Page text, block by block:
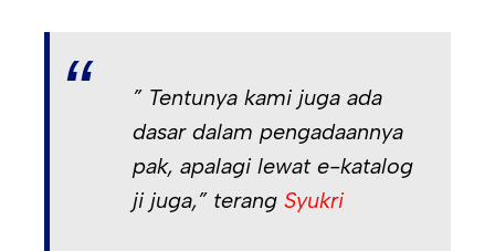
” Tentunya kami juga ada
dasar dalam pengadaannya
pak, apalagi lewat e-katalog
ji juga,” terangSyukri